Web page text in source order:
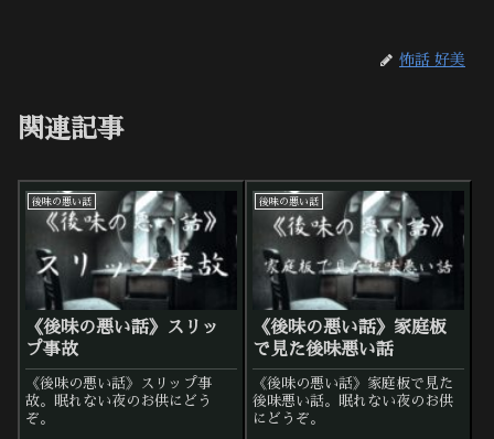
怖話 好美
関連記事
後味の悪い話
《後味の悪い話》スリッ
プ事故
《後味の悪い話》スリップ事
故。眠れない夜のお供にどう
ぞ。
後味の悪い話
《後味の悪い話》家庭板
で見た後味悪い話
《後味の悪い話》家庭板で見た
後味悪い話。眠れない夜のお供
にどうぞ。